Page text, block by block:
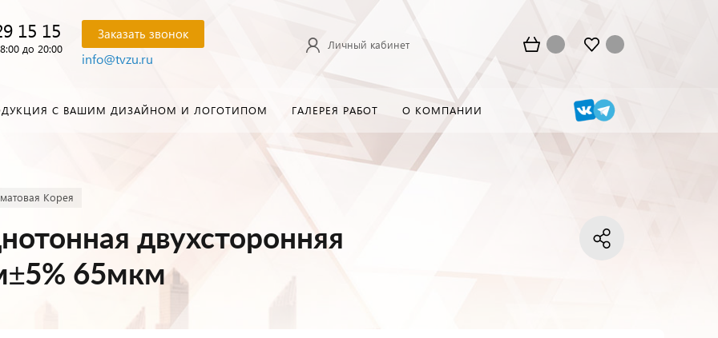
15 15
до 20:00
Заказать звонок
info@tvzu.ru
Личный кабинет
С ВАШИМ ДИЗАЙНОМ И ЛОГОТИПОМ ГАЛЕРЕЯ РАБОТ О КОМПАНИИ
Корея
двухсторонняя
65мкм